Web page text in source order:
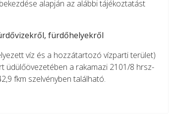
alapján az alábbi tájékoztatást
fürdőhelyekről
víz és a hozzátartozó vízparti terület)
üdülőövezetében a rakamazi 2101/8 hrsz-
fkm szelvényben található.